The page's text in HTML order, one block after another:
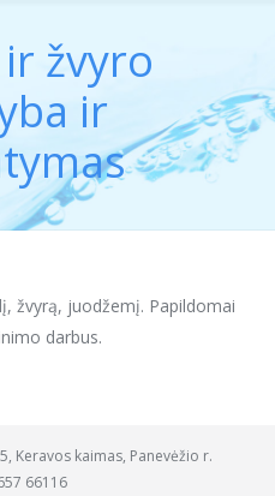
žvyro
ir
žvyrą, juodžemį. Papildomai
darbus.
Keravos kaimas, Panevėžio r.
66116